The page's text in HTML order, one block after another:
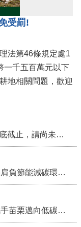
受罰!
法第46條規定處1
一千五百萬元以下
地相關問題，歡迎
115年第2季固定源空污費申報已於7月底截止，請尚未申報公私場所儘速完成申繳，以免面臨滯納金及罰鍰!
冠軍建材「近零展望建材館」啟用 將肩負節能減碳環境教育重任
冠軍建材「近零展望建材館」啟用 攜手苗栗邁向低碳建築新未來